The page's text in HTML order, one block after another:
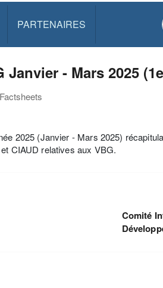
PARTENAIRES
Janvier - Mars 2025
2025 (Janvier - Mars 2025)
CIAUD relatives aux VBG.
Comité